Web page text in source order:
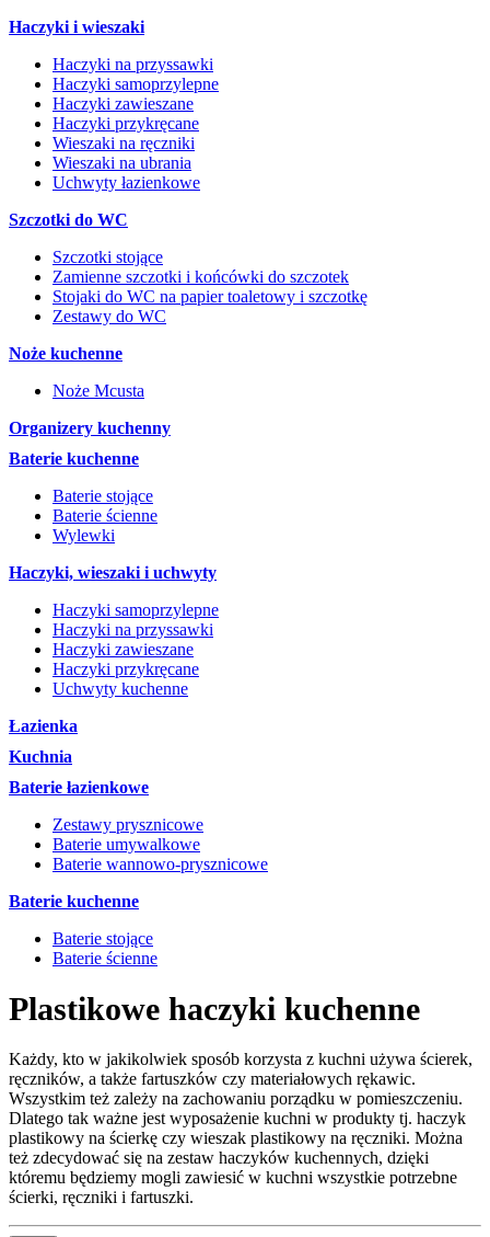
Haczyki i wieszaki
Haczyki na przyssawki
Haczyki samoprzylepne
Haczyki zawieszane
Haczyki przykręcane
Wieszaki na ręczniki
Wieszaki na ubrania
Uchwyty łazienkowe
Szczotki do WC
Szczotki stojące
Zamienne szczotki i końcówki do szczotek
Stojaki do WC na papier toaletowy i szczotkę
Zestawy do WC
Noże kuchenne
Noże Mcusta
Organizery kuchenny
Baterie kuchenne
Baterie stojące
Baterie ścienne
Wylewki
Haczyki, wieszaki i uchwyty
Haczyki samoprzylepne
Haczyki na przyssawki
Haczyki zawieszane
Haczyki przykręcane
Uchwyty kuchenne
Łazienka
Kuchnia
Baterie łazienkowe
Zestawy prysznicowe
Baterie umywalkowe
Baterie wannowo-prysznicowe
Baterie kuchenne
Baterie stojące
Baterie ścienne
Plastikowe haczyki kuchenne
Każdy, kto w jakikolwiek sposób korzysta z kuchni używa ścierek,
ręczników, a także fartuszków czy materiałowych rękawic.
Wszystkim też zależy na zachowaniu porządku w pomieszczeniu.
Dlatego tak ważne jest wyposażenie kuchni w produkty tj. haczyk
plastikowy na ścierkę czy wieszak plastikowy na ręczniki. Można
też zdecydować się na zestaw haczyków kuchennych, dzięki
któremu będziemy mogli zawiesić w kuchni wszystkie potrzebne
ścierki, ręczniki i fartuszki.